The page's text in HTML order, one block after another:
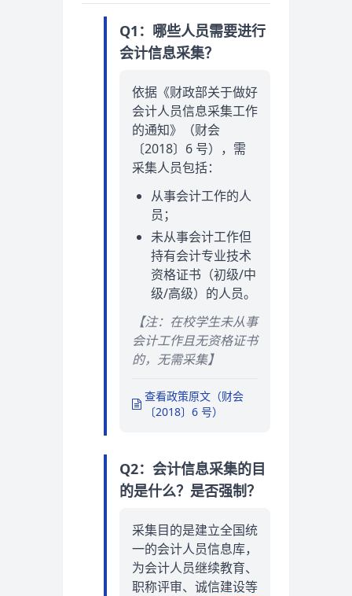
Q1：哪些人员需要进行
会计信息采集？
依据《财政部关于做好
会计人员信息采集工作
的通知》（财会
〔2018〕6 号），需
采集人员包括：
从事会计工作的人
员；
未从事会计工作但
持有会计专业技术
资格证书（初级/中
级/高级）的人员。
【注：在校学生未从事
会计工作且无资格证书
的，无需采集】
查看政策原文（财会
〔2018〕6 号）
Q2：会计信息采集的目
的是什么？是否强制？
采集目的是建立全国统
一的会计人员信息库，
为会计人员继续教育、
职称评审、诚信建设等